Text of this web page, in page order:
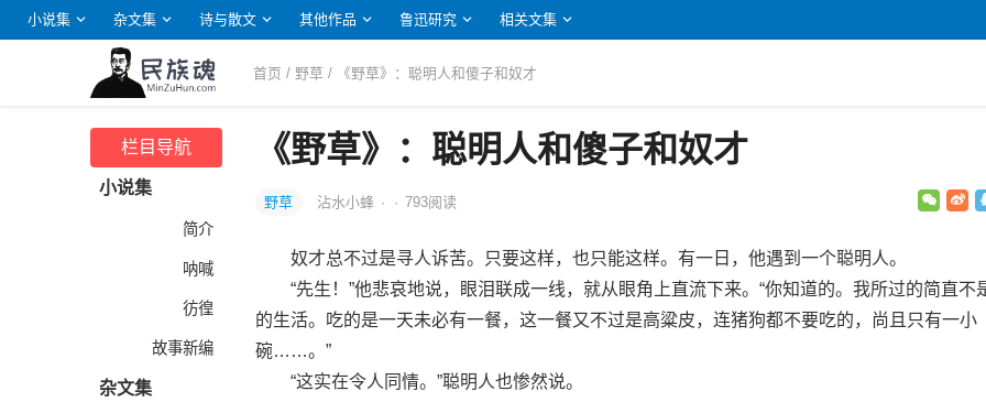
小说集 杂文集 诗与散文 其他作品 鲁迅研究 相关文集
首页 / 野草 / 《野草》：聪明人和傻子和奴才
栏目导航
小说集
简介
呐喊
彷徨
故事新编
杂文集
《野草》：聪明人和傻子和奴才
野草 沾水小蜂 · · 793阅读
奴才总不过是寻人诉苦。只要这样，也只能这样。有一日，他遇到一个聪明人。
“先生！”他悲哀地说，眼泪联成一线，就从眼角上直流下来。“你知道的。我所过的简直不
的生活。吃的是一天未必有一餐，这一餐又不过是高粱皮，连猪狗都不要吃的，尚且只有一小
碗……。”
“这实在令人同情。”聪明人也惨然说。